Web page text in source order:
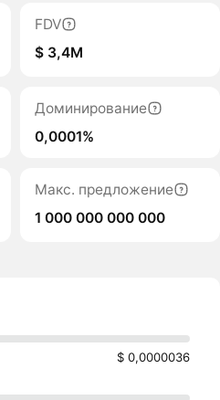
FDV
$ 3,4M
Доминирование
0,0001%
Макс. предложение
1 000 000 000 000
$ 0,0000036